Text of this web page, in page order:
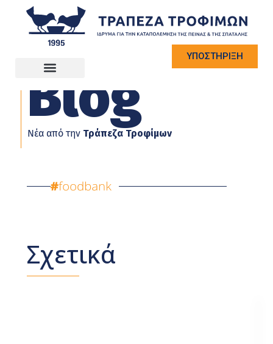
ΥΠΟΣΤΗΡΙΞΗ
Blog
Νέα από την Τράπεζα Τροφίμων
Σχετικά